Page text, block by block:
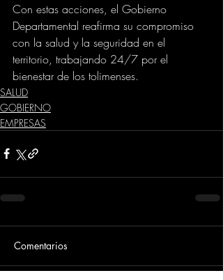
Con estas acciones, el Gobierno
Departamental reafirma su compromiso
con la salud y la seguridad en el
territorio, trabajando 24/7 por el
bienestar de los tolimenses.
SALUD
GOBIERNO
EMPRESAS
Comentarios